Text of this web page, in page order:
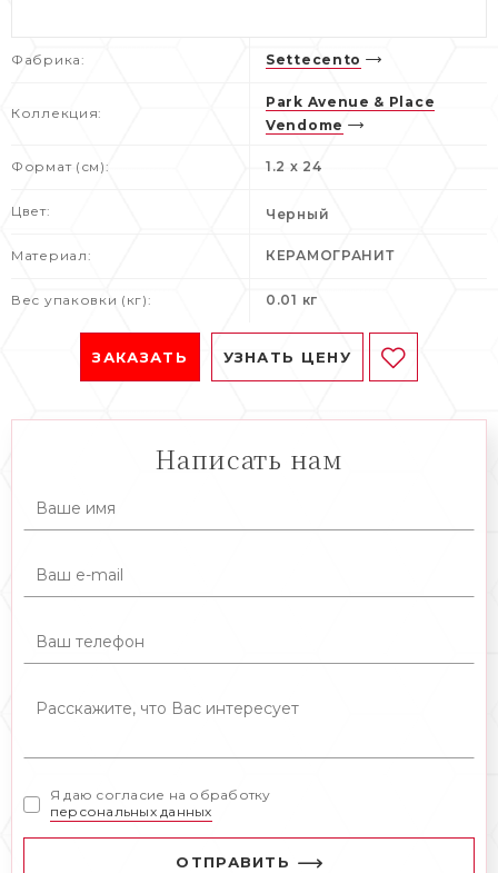
Фабрика: Settecento
Коллекция:
Park Avenue & Place
Vendome
Формат (см): 1.2 x 24
Цвет: Черный
Материал: КЕРАМОГРАНИТ
Вес упаковки (кг): 0.01 кг
ЗАКАЗАТЬ УЗНАТЬ ЦЕНУ
Написать нам
Я даю согласие на обработку
персональных данных
ОТПРАВИТЬ